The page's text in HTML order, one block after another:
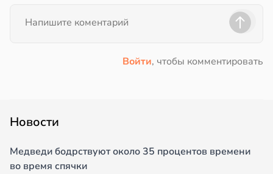
Войти, чтобы комментировать
Новости
Медведи бодрствуют около 35 процентов времени
во время спячки